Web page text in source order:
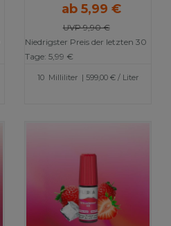
UVP 9,90 €
ab 5,99 €
Niedrigster Preis der letzten 30
Tage: 5,99 €
10 Milliliter | 599,00 € / Liter